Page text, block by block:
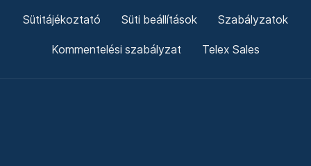
Sütitájékoztató Süti beállítások Szabályzatok
Kommentelési szabályzat Telex Sales